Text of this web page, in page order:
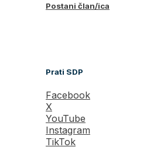
Postani član/ica
Prati SDP
Facebook
X
YouTube
Instagram
TikTok